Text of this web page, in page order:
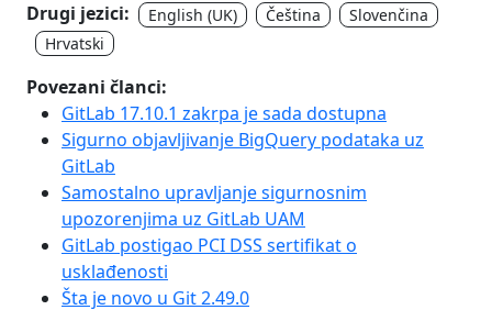
Drugi jezici: English (UK) Čeština
Slovenčina
Hrvatski
Povezani članci:
GitLab 17.10.1 zakrpa je sada dostupna
Sigurno objavljivanje BigQuery podataka uz
GitLab
Samostalno upravljanje sigurnosnim
upozorenjima uz GitLab UAM
GitLab postigao PCI DSS sertifikat o
usklađenosti
Šta je novo u Git 2.49.0